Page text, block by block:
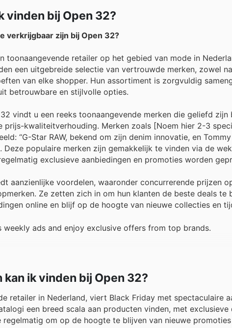
vinden bij Open 32?
verkrijgbaar zijn bij Open 32?
toonaangevende retailer op het gebied van mode in
een uitgebreide selectie van vertrouwde merken, zowel
van elke shopper. Hun assortiment is zorgvuldig
betrouwbare en stijlvolle opties.
vindt u een reeks toonaangevende merken die geliefd
prijs-kwaliteitverhouding. Merken zoals [Noem hier 2-3
“G-Star RAW, bekend om zijn denim innovatie, en
Deze populaire merken zijn gemakkelijk te vinden via de
exclusieve aanbiedingen en promoties worden
aanzienlijke voordelen, waaronder concurrerende prijzen
Ze zetten zich in om hun klanten de beste deals te
online en blijf op de hoogte van nieuwe collecties en
ads and enjoy exclusive offers from top brands.
ik vinden bij Open 32?
retailer in Nederland, viert Black Friday met spectaculaire
een breed scala aan producten vinden, met
om op de hoogte te blijven van nieuwe